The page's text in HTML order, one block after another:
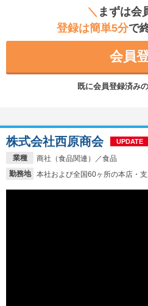
＼ まずは会
登録は簡単5分で
会員
既に会員登録済み
業種
商社（食品関連）／食品
勤務地
本社および全国60ヶ所の本店・
株式会社西原商会 UPDATE